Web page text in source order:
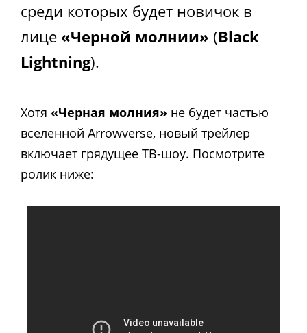
среди которых будет новичок в
лице «Черной молнии» (Black
Lightning).
Хотя «Черная молния» не будет частью
вселенной Arrowverse, новый трейлер
включает грядущее ТВ-шоу. Посмотрите
ролик ниже: